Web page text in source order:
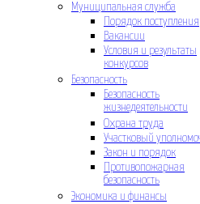
Муниципальная служба
Порядок поступления
Вакансии
Условия и результаты
конкурсов
Безопасность
Безопасность
жизнедеятельности
Охрана труда
Участковый
Закон и порядок
Противопожарная
безопасность
Экономика и финансы